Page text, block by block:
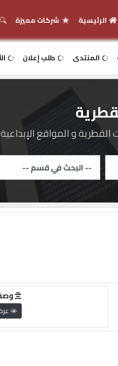
الرئيسية شركات مميزة
المنتدى طلب إعلان
و المواقع